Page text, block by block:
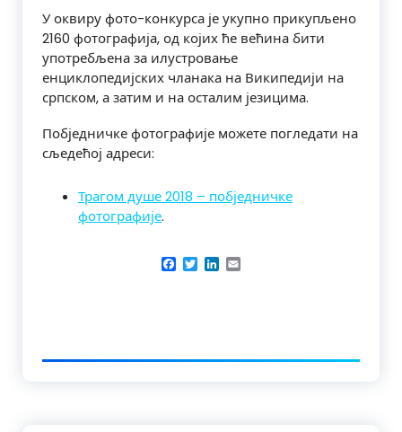
У​ оквиру​ фото-конкурса​ је​ укупно​ прикупљено​
2160 фотографија,​ од​ којих​ ће већина​ бити​
употребљена​ за​ илустровање​
енциклопедијских​ чланака​ на​ Википедији​ на
српском,​ а​ затим​ и​ на​ осталим​ језицима.
Побједничке фотографије можете погледати на
сљедећој адреси:
Трагом душе 2018 – побједничке
фотографије.
Facebook
TwitterLinkedIn